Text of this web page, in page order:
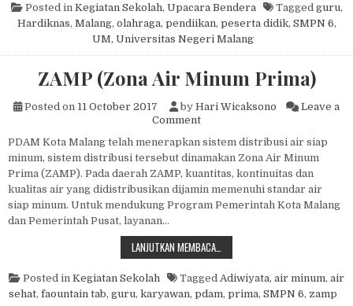
Posted in Kegiatan Sekolah, Upacara Bendera Tagged guru,
Hardiknas, Malang, olahraga, pendiikan, peserta didik, SMPN 6,
UM, Universitas Negeri Malang
ZAMP (Zona Air Minum Prima)
Posted on 11 October 2017 by Hari Wicaksono
Leave a
Commenton ZAMP (Zona Air Minum
PDAM Kota Malang telah menerapkan sistem distribusi air siap
minum, sistem distribusi tersebut dinamakan Zona Air Minum
Prima (ZAMP). Pada daerah ZAMP, kuantitas, kontinuitas dan
kualitas air yang didistribusikan dijamin memenuhi standar air
siap minum. Untuk mendukung Program Pemerintah Kota Malang
dan Pemerintah Pusat, layanan…
LANJUTKAN MEMBACA…
Posted in Kegiatan Sekolah Tagged Adiwiyata, air minum, air
sehat, faountain tab, guru, karyawan, pdam, prima, SMPN 6, zamp